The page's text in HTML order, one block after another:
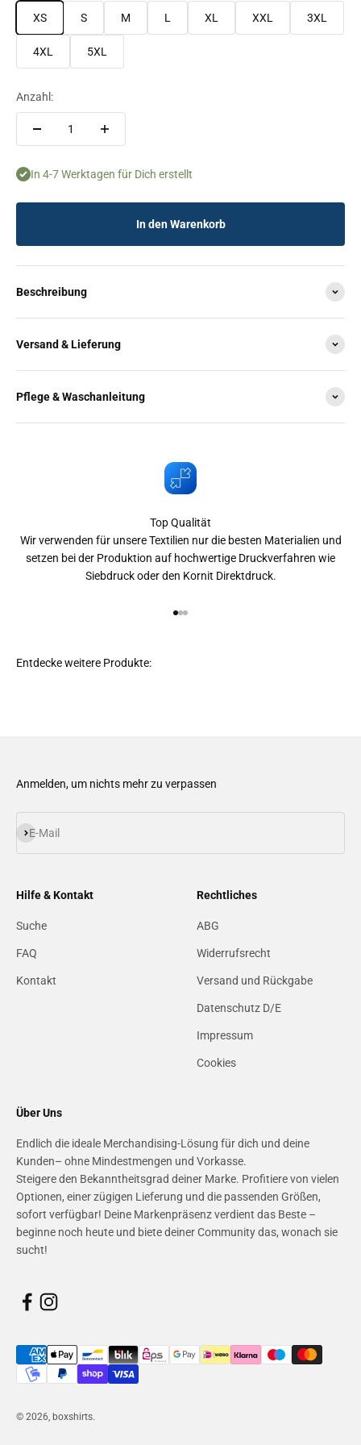
XS S M L XL XXL 3XL
4XL 5XL
Anzahl:
In 4-7 Werktagen für Dich erstellt
In den Warenkorb
Beschreibung
Versand & Lieferung
Pflege & Waschanleitung
Top Qualität
Wir verwenden für unsere Textilien nur die besten Materialien und
setzen bei der Produktion auf hochwertige Druckverfahren wie
Siebdruck oder den Kornit Direktdruck.
Anmelden, um nichts mehr zu verpassen
E-Mail
Abonnieren
Hilfe & Kontakt
Suche
FAQ
Kontakt
Rechtliches
ABG
Widerrufsrecht
Versand und Rückgabe
Datenschutz D/E
Impressum
Cookies
Über Uns
Endlich die ideale Merchandising-Lösung für dich und deine
Kunden– ohne Mindestmengen und Vorkasse.
Steigere den Bekanntheitsgrad deiner Marke. Profitiere von vielen
Optionen, einer zügigen Lieferung und die passenden Größen,
sofort verfügbar! Deine Markenpräsenz verdient das Beste –
beginne noch heute und biete deiner Community das, wonach sie
sucht!
© 2026, boxshirts.